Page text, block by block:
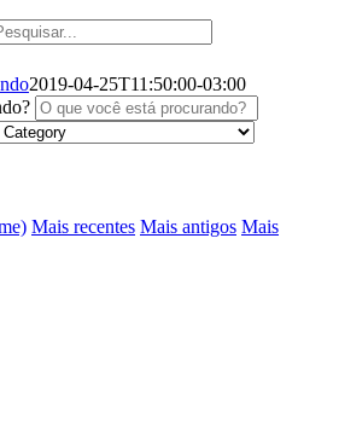
2019-04-25T11:50:00-03:00
Mais recentes Mais antigos Mais